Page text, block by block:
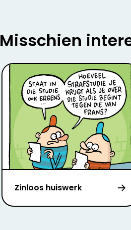
Misschien
Zinloos huiswerk